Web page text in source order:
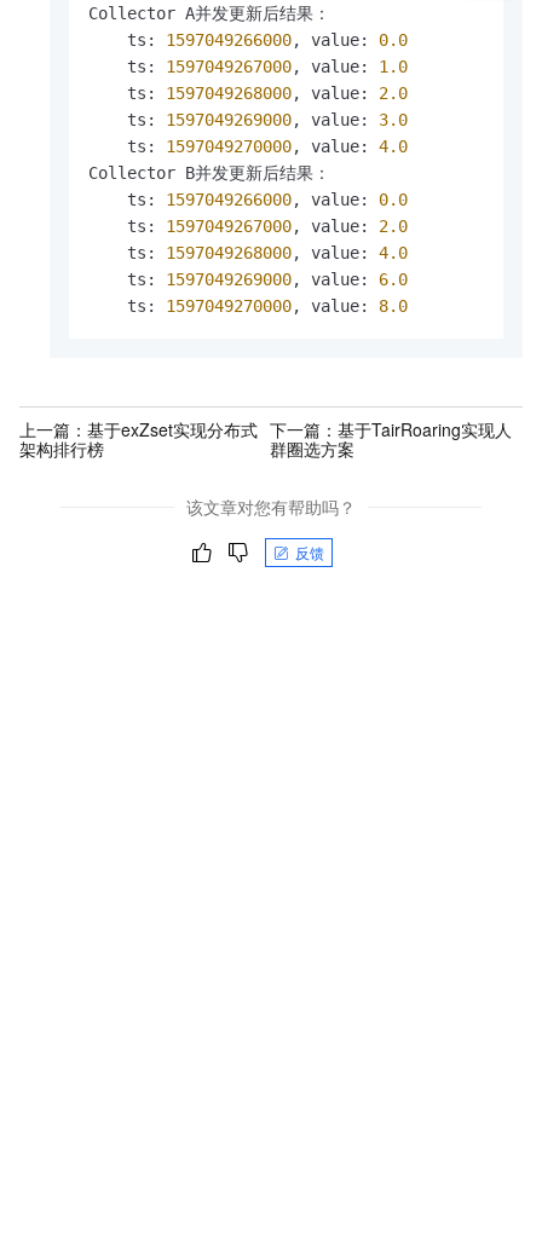
Collector A并发更新后结果：
    ts
: 1597049266000, value:
0.0
    ts
: 1597049267000, value:
1.0
    ts
: 1597049268000, value:
2.0
    ts
: 1597049269000, value:
3.0
    ts
: 1597049270000, value:
4.0
Collector B并发更新后结果：
    ts
: 1597049266000, value:
0.0
    ts
: 1597049267000, value:
2.0
    ts
: 1597049268000, value:
4.0
    ts
: 1597049269000, value:
6.0
    ts
: 1597049270000, value: 8.0
上一篇： 基于exZset实现分布式
架构排行榜
下一篇： 基于TairRoaring实现人
群圈选方案
该文章对您有帮助吗？
反馈